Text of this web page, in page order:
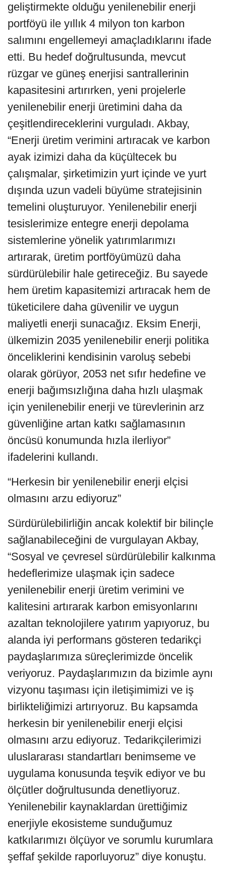
geliştirmekte olduğu yenilenebilir enerji
portföyü ile yıllık 4 milyon ton karbon
salımını engellemeyi amaçladıklarını ifade
etti. Bu hedef doğrultusunda, mevcut
rüzgar ve güneş enerjisi santrallerinin
kapasitesini artırırken, yeni projelerle
yenilenebilir enerji üretimini daha da
çeşitlendireceklerini vurguladı. Akbay,
“Enerji üretim verimini artıracak ve karbon
ayak izimizi daha da küçültecek bu
çalışmalar, şirketimizin yurt içinde ve yurt
dışında uzun vadeli büyüme stratejisinin
temelini oluşturuyor. Yenilenebilir enerji
tesislerimize entegre enerji depolama
sistemlerine yönelik yatırımlarımızı
artırarak, üretim portföyümüzü daha
sürdürülebilir hale getireceğiz. Bu sayede
hem üretim kapasitemizi artıracak hem de
tüketicilere daha güvenilir ve uygun
maliyetli enerji sunacağız. Eksim Enerji,
ülkemizin 2035 yenilenebilir enerji politika
önceliklerini kendisinin varoluş sebebi
olarak görüyor, 2053 net sıfır hedefine ve
enerji bağımsızlığına daha hızlı ulaşmak
için yenilenebilir enerji ve türevlerinin arz
güvenliğine artan katkı sağlamasının
öncüsü konumunda hızla ilerliyor”
ifadelerini kullandı.
“Herkesin bir yenilenebilir enerji elçisi
olmasını arzu ediyoruz”
Sürdürülebilirliğin ancak kolektif bir bilinçle
sağlanabileceğini de vurgulayan Akbay,
“Sosyal ve çevresel sürdürülebilir kalkınma
hedeflerimize ulaşmak için sadece
yenilenebilir enerji üretim verimini ve
kalitesini artırarak karbon emisyonlarını
azaltan teknolojilere yatırım yapıyoruz, bu
alanda iyi performans gösteren tedarikçi
paydaşlarımıza süreçlerimizde öncelik
veriyoruz. Paydaşlarımızın da bizimle aynı
vizyonu taşıması için iletişimimizi ve iş
birlikteliğimizi artırıyoruz. Bu kapsamda
herkesin bir yenilenebilir enerji elçisi
olmasını arzu ediyoruz. Tedarikçilerimizi
uluslararası standartları benimseme ve
uygulama konusunda teşvik ediyor ve bu
ölçütler doğrultusunda denetliyoruz.
Yenilenebilir kaynaklardan ürettiğimiz
enerjiyle ekosisteme sunduğumuz
katkılarımızı ölçüyor ve sorumlu kurumlara
şeffaf şekilde raporluyoruz” diye konuştu.